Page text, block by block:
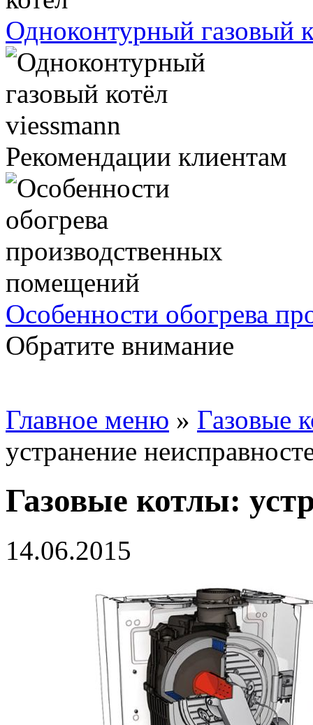
Одноконтурный газовый
Рекомендации клиентам
Особенности обогрева
Обратите внимание
Главное меню » Газовые
устранение
Газовые котлы:
14.06.2015